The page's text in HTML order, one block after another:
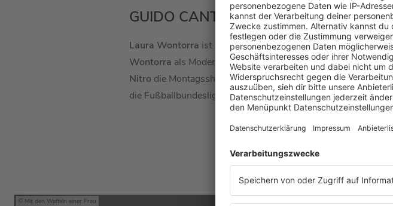
GUIDO CANTZ IM PODCAST BEI
Laura Wontorra ist 1989 in Bremen geboren. Sie
Wontorra als Moderatorin und Feld-Reporterin beiSport1.
Nitro die Montagsshow der Fußballbundesliga. Seit 2020
die Fußballbundesliga beiDAZN. In 2024 stand sie
Hier gibt es noch
Mit den Waffeln einer Frau Mit den Waffeln einer Frau